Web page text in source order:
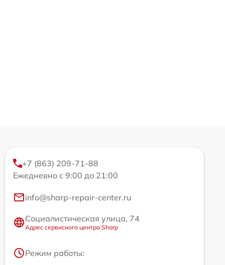
+7 (863) 209-71-88
Ежедневно с 9:00 до 21:00
info@sharp-repair-center.ru
Социалистическая улица, 74
Адрес сервисного центра Sharp
Режим работы: